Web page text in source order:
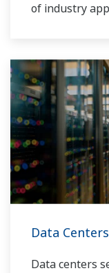
of industry
Data Centers
Data centers